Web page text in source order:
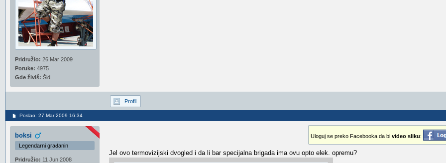
Pridružio: 26 Mar 2009
Poruke: 4975
Gde živiš: Šid
Profil
Poslao: 27 Mar 2009 16:34
boksi
Legendarni građanin
Pridružio: 11 Jun 2008
Uloguj se preko Facebooka da bi video sliku:
Jel ovo termovizijski dvogled i da li bar specijalna brigada ima ovu opto elek. opremu?